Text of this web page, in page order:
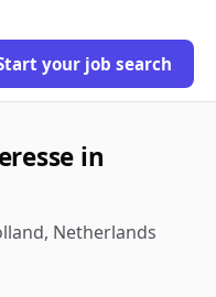
your job search
in
Netherlands